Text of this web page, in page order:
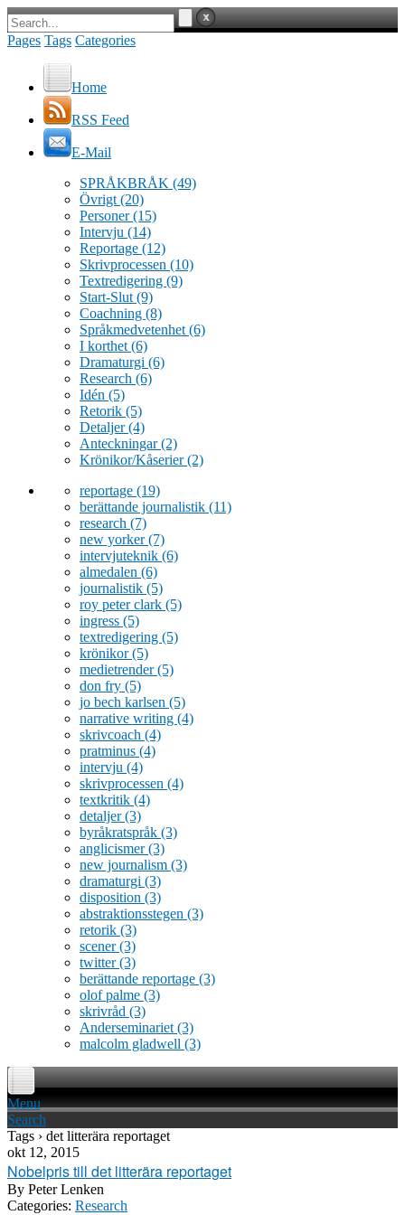
Pages Tags Categories
Home
RSS Feed
E-Mail
SPRÅKBRÅK (49)
Övrigt (20)
Personer(15)
Intervju (14)
Reportage (12)
Skrivprocessen (10)
Textredigering (9)
Start-Slut (9)
Coachning (8)
Språkmedvetenhet (6)
I korthet (6)
Dramaturgi (6)
Research (6)
Idén (5)
Retorik (5)
Detaljer(4)
Anteckningar(2)
Krönikor/Kåserier(2)
reportage (19)
berättande journalistik (11)
research (7)
new yorker(7)
intervjuteknik (6)
almedalen (6)
journalistik (5)
roy peter clark (5)
ingress (5)
textredigering (5)
krönikor(5)
medietrender(5)
don fry (5)
jo bech karlsen (5)
narrative writing (4)
skrivcoach (4)
pratminus (4)
intervju (4)
skrivprocessen (4)
textkritik (4)
detaljer(3)
byråkratspråk (3)
anglicismer(3)
new journalism (3)
dramaturgi (3)
disposition (3)
abstraktionsstegen (3)
retorik (3)
scener(3)
twitter(3)
berättande reportage (3)
olof palme (3)
skrivråd (3)
Anderseminariet (3)
malcolm gladwell (3)
Menu
Search
Tags › det litterära reportaget
okt 12, 2015
Nobelpris till det litterära reportaget
By Peter Lenken
Categories: Research